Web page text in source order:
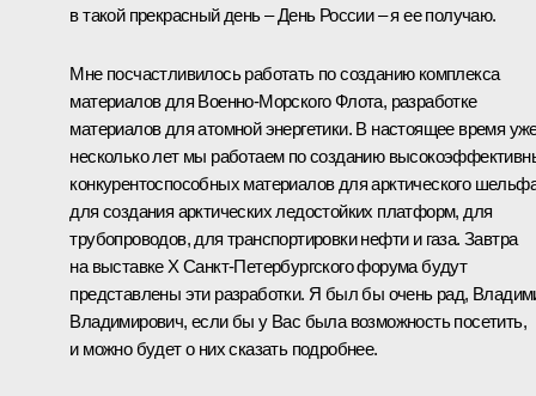
в такой прекрасный день – День России – я ее получаю.
Мне посчастливилось работать по созданию комплекса
материалов для Военно-Морского Флота, разработке
материалов для атомной энергетики. В настоящее время
несколько лет мы работаем по созданию
конкурентоспособных материалов для арктического
для создания арктических ледостойких платформ, для
трубопроводов, для транспортировки нефти и газа. Завтра
на выставке Х Санкт-Петербургского форума будут
представлены эти разработки. Я был бы очень рад,
Владимирович, если бы у Вас была возможность посетить,
и можно будет о них сказать подробнее.